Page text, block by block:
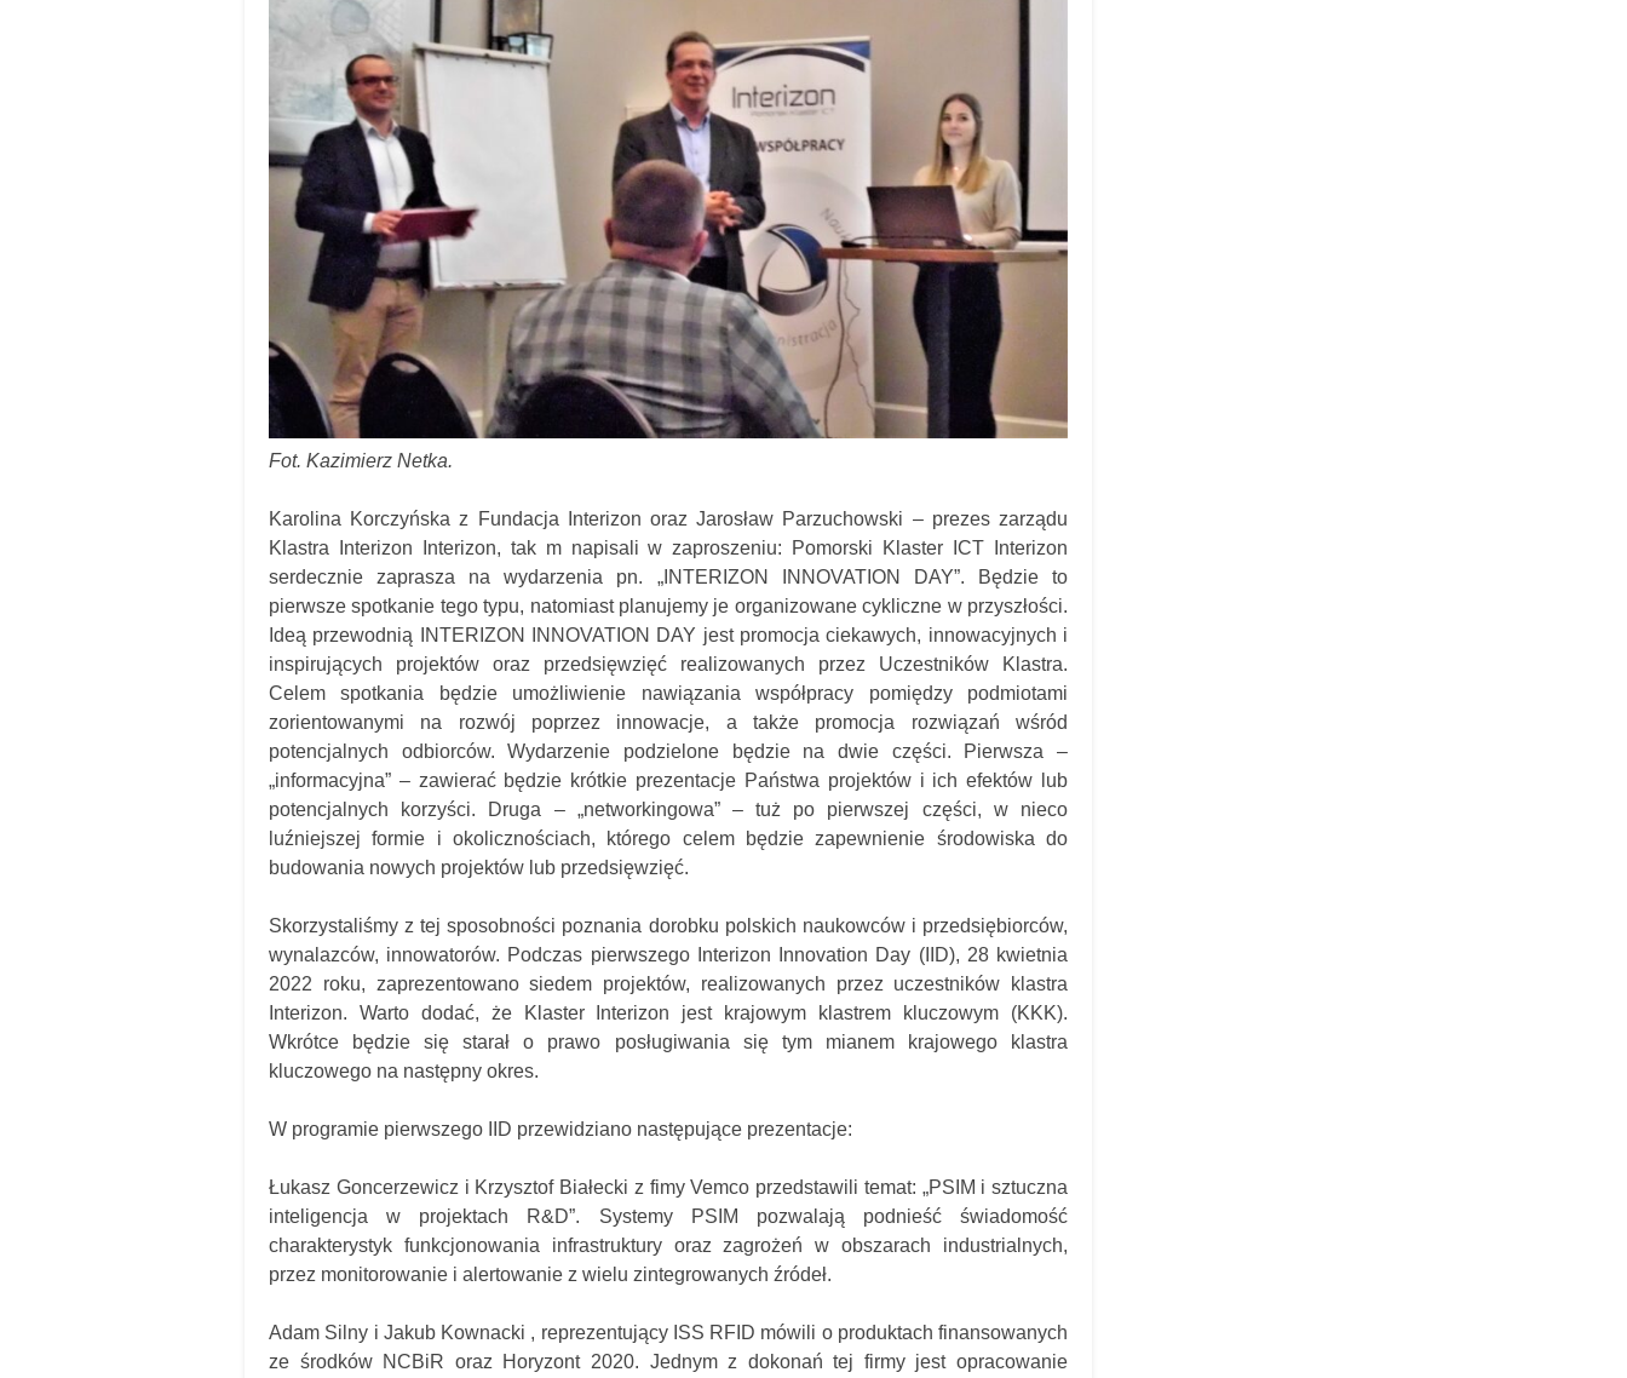
Fot. Kazimierz Netka.
Karolina Korczyńska z Fundacja Interizon oraz Jarosław Parzuchowski – prezes zarządu
Klastra Interizon Interizon, tak m napisali w zaproszeniu: Pomorski Klaster ICT Interizon
serdecznie zaprasza na wydarzenia pn. „INTERIZON INNOVATION DAY”. Będzie to
pierwsze spotkanie tego typu, natomiast planujemy je organizowane cykliczne w przyszłości.
Ideą przewodnią INTERIZON INNOVATION DAY jest promocja ciekawych, innowacyjnych i
inspirujących projektów oraz przedsięwzięć realizowanych przez Uczestników Klastra.
Celem spotkania będzie umożliwienie nawiązania współpracy pomiędzy podmiotami
zorientowanymi na rozwój poprzez innowacje, a także promocja rozwiązań wśród
potencjalnych odbiorców. Wydarzenie podzielone będzie na dwie części. Pierwsza –
„informacyjna” – zawierać będzie krótkie prezentacje Państwa projektów i ich efektów lub
potencjalnych korzyści. Druga – „networkingowa” – tuż po pierwszej części, w nieco
luźniejszej formie i okolicznościach, którego celem będzie zapewnienie środowiska do
budowania nowych projektów lub przedsięwzięć.
Skorzystaliśmy z tej sposobności poznania dorobku polskich naukowców i przedsiębiorców,
wynalazców, innowatorów. Podczas pierwszego Interizon Innovation Day (IID), 28 kwietnia
2022 roku, zaprezentowano siedem projektów, realizowanych przez uczestników klastra
Interizon. Warto dodać, że Klaster Interizon jest krajowym klastrem kluczowym (KKK).
Wkrótce będzie się starał o prawo posługiwania się tym mianem krajowego klastra
kluczowego na następny okres.
W programie pierwszego IID przewidziano następujące prezentacje:
Łukasz Goncerzewicz i Krzysztof Białecki z fimy Vemco przedstawili temat: „PSIM i sztuczna
inteligencja w projektach R&D”. Systemy PSIM pozwalają podnieść świadomość
charakterystyk funkcjonowania infrastruktury oraz zagrożeń w obszarach industrialnych,
przez monitorowanie i alertowanie z wielu zintegrowanych źródeł.
Adam Silny i Jakub Kownacki , reprezentujący ISS RFID mówili o produktach finansowanych
ze środków NCBiR oraz Horyzont 2020. Jednym z dokonań tej firmy jest opracowanie